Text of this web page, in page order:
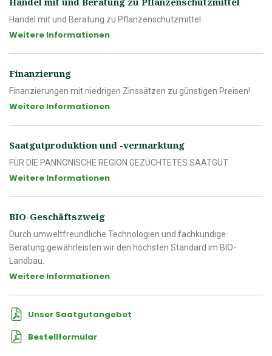
Handel mit und Beratung zu Pflanzenschutzmittel
Weitere Informationen
Finanzierung
Finanzierungen mit niedrigen Zinssätzen zu günstigen Preisen!
Weitere Informationen
Saatgutproduktion und -vermarktung
FÜR DIE PANNONISCHE REGION GEZÜCHTETES SAATGUT
Weitere Informationen
BIO-Geschäftszweig
Durch umweltfreundliche Technologien und fachkundige
Beratung gewährleisten wir den höchsten Standard im BIO-
Landbau.
Weitere Informationen
Unser Saatgutangebot
Bestellformular